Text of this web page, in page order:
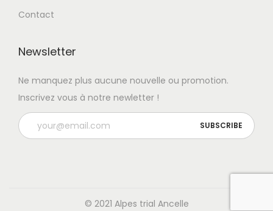
Contact
Newsletter
Ne manquez plus aucune nouvelle ou promotion.
Inscrivez vous à notre newletter !
© 2021 Alpes trial Ancelle